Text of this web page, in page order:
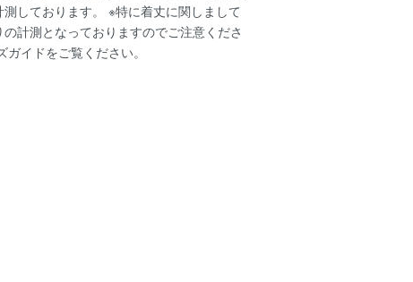
しております。 ※特に着丈に関しまして
計測となっておりますのでご注意くださ
ガイドをご覧ください。